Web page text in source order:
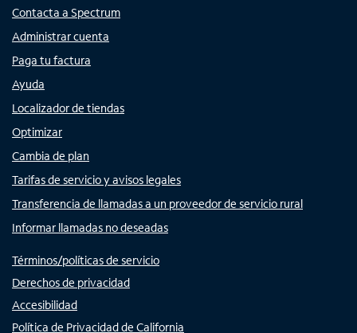
Contacta a Spectrum
Administrar cuenta
Paga tu factura
Ayuda
Localizador de tiendas
Optimizar
Cambia de plan
Tarifas de servicio y avisos legales
Transferencia de llamadas a un proveedor de servicio rural
Informar llamadas no deseadas
Términos/políticas de servicio
Derechos de privacidad
Accesibilidad
Política de Privacidad de California